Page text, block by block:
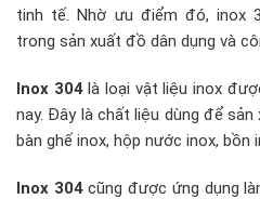
tinh tế. Nhờ ưu điểm đó, inox
trong sản xuất đồ dân dụng và
Inox 304là loại vật liệu inox
nay. Đây là chất liệu dùng để
bàn ghế inox, hộp nước inox, bồn
Inox 304cũng được ứng dụng